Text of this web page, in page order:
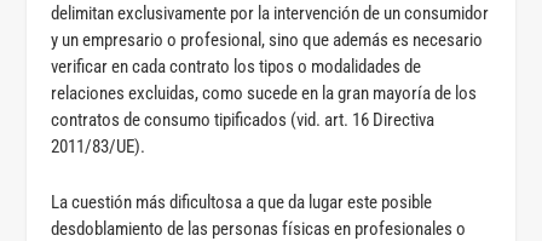
delimitan exclusivamente por la intervención de un consumidor
y un empresario o profesional, sino que además es necesario
verificar en cada contrato los tipos o modalidades de
relaciones excluidas, como sucede en la gran mayoría de los
contratos de consumo tipificados (vid. art. 16 Directiva
2011/83/UE).
La cuestión más dificultosa a que da lugar este posible
desdoblamiento de las personas físicas en profesionales o